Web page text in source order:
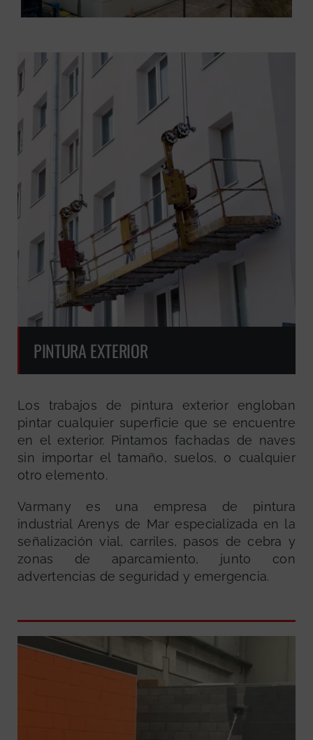
PINTURA EXTERIOR
Los trabajos de pintura exterior engloban
pintar cualquier superficie que se encuentre
en el exterior. Pintamos fachadas de naves
sin importar el tamaño, suelos, o cualquier
otro elemento.
Varmany es una empresa de pintura
industrial Arenys de Mar especializada en la
señalización vial, carriles, pasos de cebra y
zonas de aparcamiento, junto con
advertencias de seguridad y emergencia.